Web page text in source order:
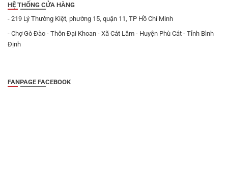
HỆ THỐNG CỬA HÀNG
- 219 Lý Thường Kiệt, phường 15, quận 11, TP Hồ Chí Minh
- Chợ Gò Đào - Thôn Đại Khoan - Xã Cát Lâm - Huyện Phù Cát - Tỉnh Bình
Định
FANPAGE FACEBOOK